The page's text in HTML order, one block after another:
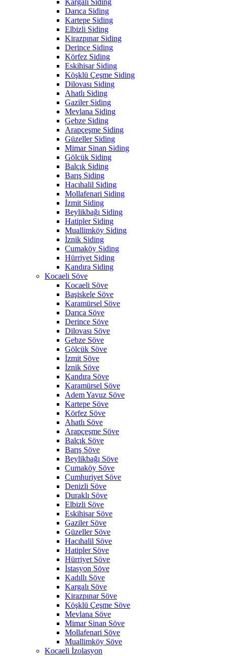
Kargalı Siding
Darıca Siding
Kartepe Siding
Elbizli Siding
Kirazpınar Siding
Derince Siding
Körfez Siding
Eskihisar Siding
Köşklü Çeşme Siding
Dilovası Siding
Ahatlı Siding
Gaziler Siding
Mevlana Siding
Gebze Siding
Arapçeşme Siding
Güzeller Siding
Mimar Sinan Siding
Gölcük Siding
Balçık Siding
Barış Siding
Hacıhalil Siding
Mollafenari Siding
İzmit Siding
Beylikbağı Siding
Hatipler Siding
Muallimköy Siding
İznik Siding
Cumaköy Siding
Hürriyet Siding
Kandıra Siding
Kocaeli Söve
Kocaeli Söve
Başiskele Söve
Karamürsel Söve
Darıca Söve
Derince Söve
Dilovası Söve
Gebze Söve
Gölcük Söve
İzmit Söve
İznik Söve
Kandıra Söve
Karamürsel Söve
Adem Yavuz Söve
Kartepe Söve
Körfez Söve
Ahatlı Söve
Arapçeşme Söve
Balçık Söve
Barış Söve
Beylikbağı Söve
Cumaköy Söve
Cumhuriyet Söve
Denizli Söve
Duraklı Söve
Elbizli Söve
Eskihisar Söve
Gaziler Söve
Güzeller Söve
Hacıhalil Söve
Hatipler Söve
Hürriyet Söve
İstasyon Söve
Kadıllı Söve
Kargalı Söve
Kirazpınar Söve
Köşklü Çeşme Söve
Mevlana Söve
Mimar Sinan Söve
Mollafenari Söve
Muallimköy Söve
Kocaeli İzolasyon